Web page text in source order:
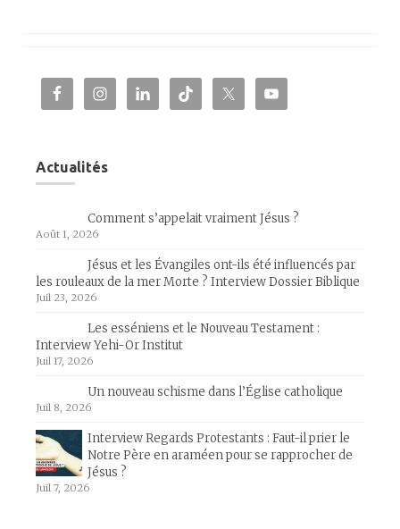
Actualités
Comment s’appelait vraiment Jésus ?
Août 1, 2026
Jésus et les Évangiles ont-ils été influencés par
les rouleaux de la mer Morte ? Interview Dossier Biblique
Juil 23, 2026
Les esséniens et le Nouveau Testament :
Interview Yehi-Or Institut
Juil 17, 2026
Un nouveau schisme dans l’Église catholique
Juil 8, 2026
Interview Regards Protestants : Faut-il prier le
Notre Père en araméen pour se rapprocher de
Jésus ?
Juil 7, 2026